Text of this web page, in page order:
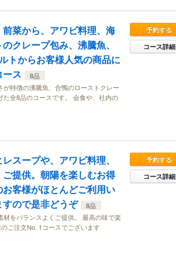
菜から、アワビ料理、海
クレープ包み、沸騰魚、
からお客様人気の商品に
ス
8品
特徴の沸騰魚、合鴨のローストクレー
全8品のコースです。 会食や、社内の
予約する
コース詳細
スープや、アワビ料理、
提供。朝陽を楽しむお得
客様がほとんどご利用い
ので是非どうぞ
8品
をバランスよくご提供。 最高の味で楽
ご注文No. 1コースでございます
予約する
コース詳細